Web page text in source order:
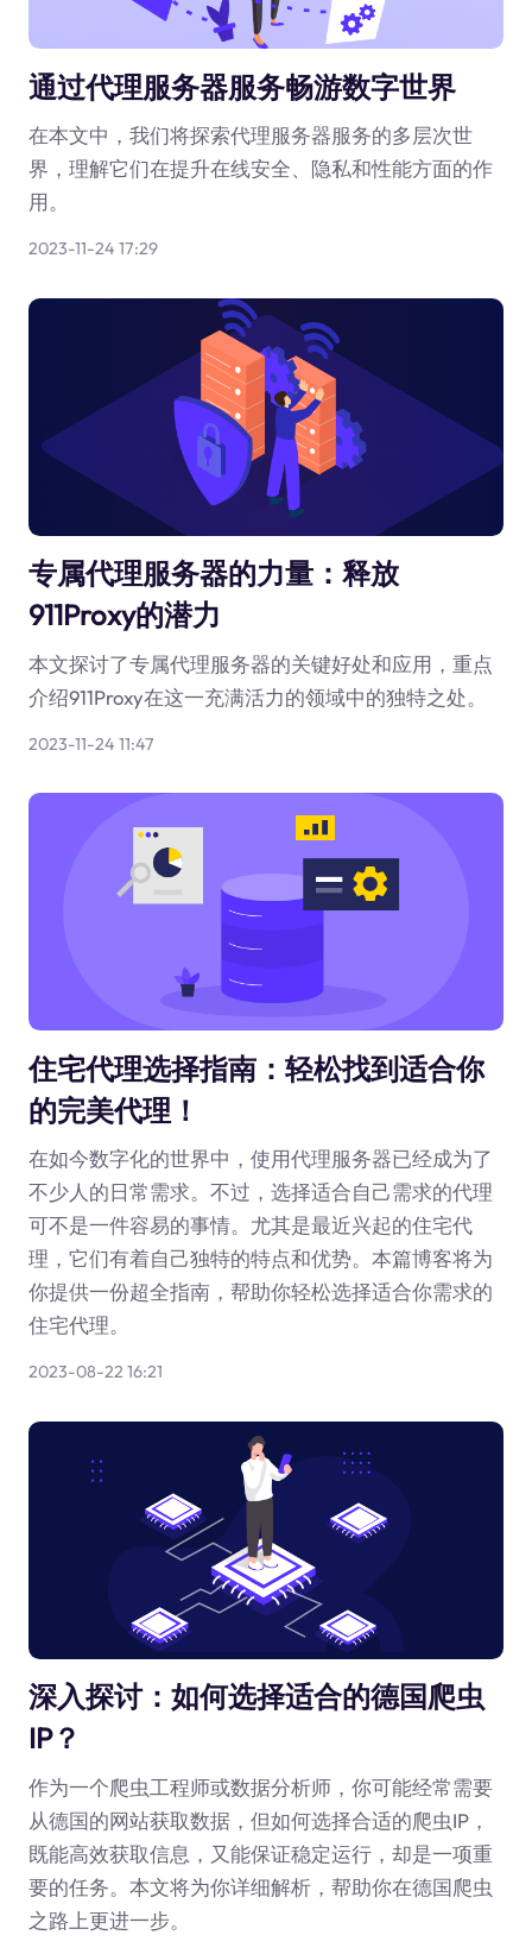
通过代理服务器服务畅游数字世界
在本文中，我们将探索代理服务器服务的多层次世
界，理解它们在提升在线安全、隐私和性能方面的作
用。
2023-11-24 17:29
专属代理服务器的力量：释放
911Proxy的潜力
本文探讨了专属代理服务器的关键好处和应用，重点
介绍911Proxy在这一充满活力的领域中的独特之处。
2023-11-24 11:47
住宅代理选择指南：轻松找到适合你
的完美代理！
在如今数字化的世界中，使用代理服务器已经成为了
不少人的日常需求。不过，选择适合自己需求的代理
可不是一件容易的事情。尤其是最近兴起的住宅代
理，它们有着自己独特的特点和优势。本篇博客将为
你提供一份超全指南，帮助你轻松选择适合你需求的
住宅代理。
2023-08-22 16:21
深入探讨：如何选择适合的德国爬虫
IP？
作为一个爬虫工程师或数据分析师，你可能经常需要
从德国的网站获取数据，但如何选择合适的爬虫IP，
既能高效获取信息，又能保证稳定运行，却是一项重
要的任务。本文将为你详细解析，帮助你在德国爬虫
之路上更进一步。